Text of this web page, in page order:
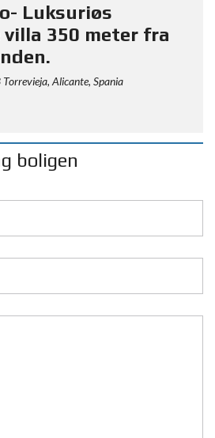
Luksuriøs
350 meter fra
Alicante, Spania
boligen